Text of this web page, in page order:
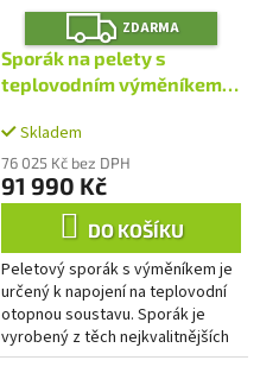
Z
D
A
R
M
A
ZDARMA
Sporák na pelety s
teplovodním výměníkem
bílýSkladem
76 025 Kč bez DPH
91 990 Kč
DO KOŠÍKU
Peletový sporák s výměníkem je
určený k napojení na teplovodní
otopnou soustavu. Sporák je
vyrobený z těch nejkvalitnějších
materiálů. Sporák má litinové